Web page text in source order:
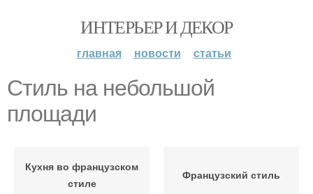
ИНТЕРЬЕР И ДЕКОР
главная новости статьи
Стиль на небольшой
площади
Кухня во французском
стиле
Французский стиль